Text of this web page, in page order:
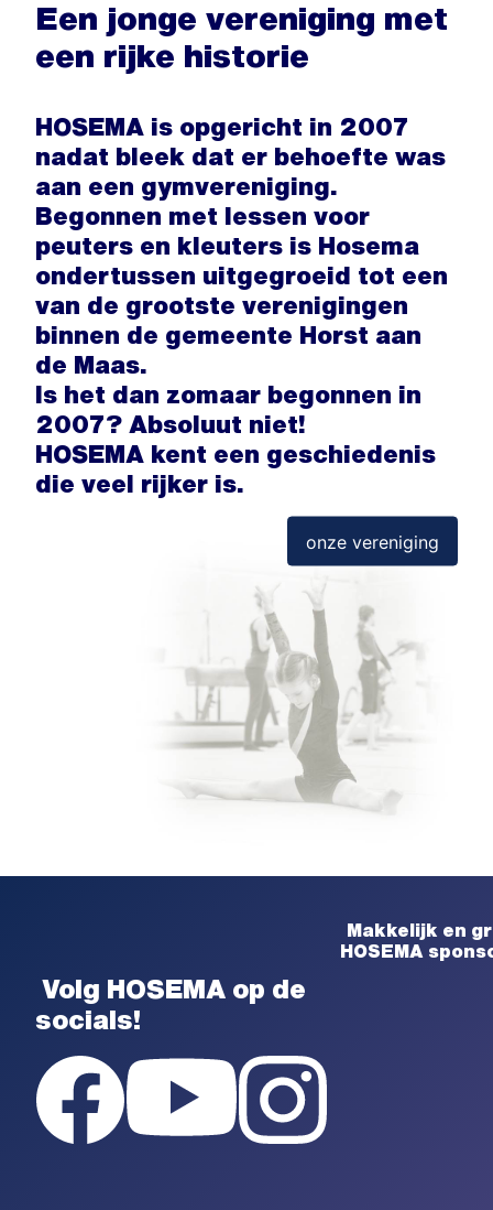
Een jonge vereniging met
een rijke historie
HOSEMA is opgericht in 2007
nadat bleek dat er behoefte was
aan een gymvereniging.
Begonnen met lessen voor
peuters en kleuters is Hosema
ondertussen uitgegroeid tot een
van de grootste verenigingen
binnen de gemeente Horst aan
de Maas.
Is het dan zomaar begonnen in
2007? Absoluut niet!
HOSEMA kent een geschiedenis
die veel rijker is.
onze vereniging
Volg HOSEMA op de
socials!
Makkelijk en
HOSEMA